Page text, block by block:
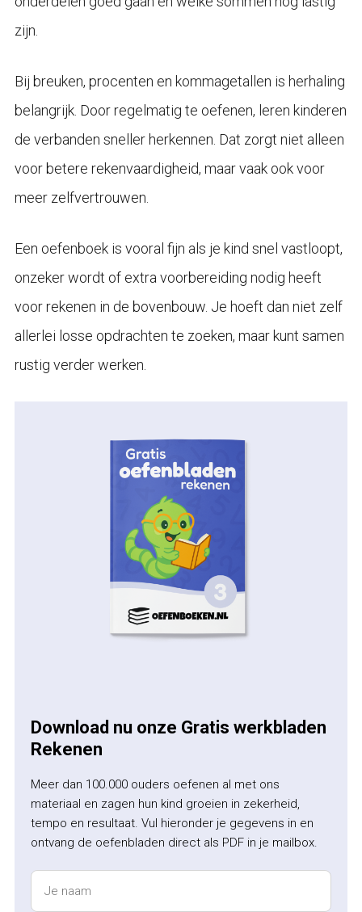
zijn.
Bij breuken, procenten en kommagetallen is herhaling
belangrijk. Door regelmatig te oefenen, leren kinderen
de verbanden sneller herkennen. Dat zorgt niet alleen
voor betere rekenvaardigheid, maar vaak ook voor
meer zelfvertrouwen.
Een oefenboek is vooral fijn als je kind snel vastloopt,
onzeker wordt of extra voorbereiding nodig heeft
voor rekenen in de bovenbouw. Je hoeft dan niet zelf
allerlei losse opdrachten te zoeken, maar kunt samen
rustig verder werken.
Download nu onze Gratis werkbladen
Rekenen
Meer dan 100.000 ouders oefenen al met ons
materiaal en zagen hun kind groeien in zekerheid,
tempo en resultaat. Vul hieronder je gegevens in en
ontvang de oefenbladen direct als PDF in je mailbox.